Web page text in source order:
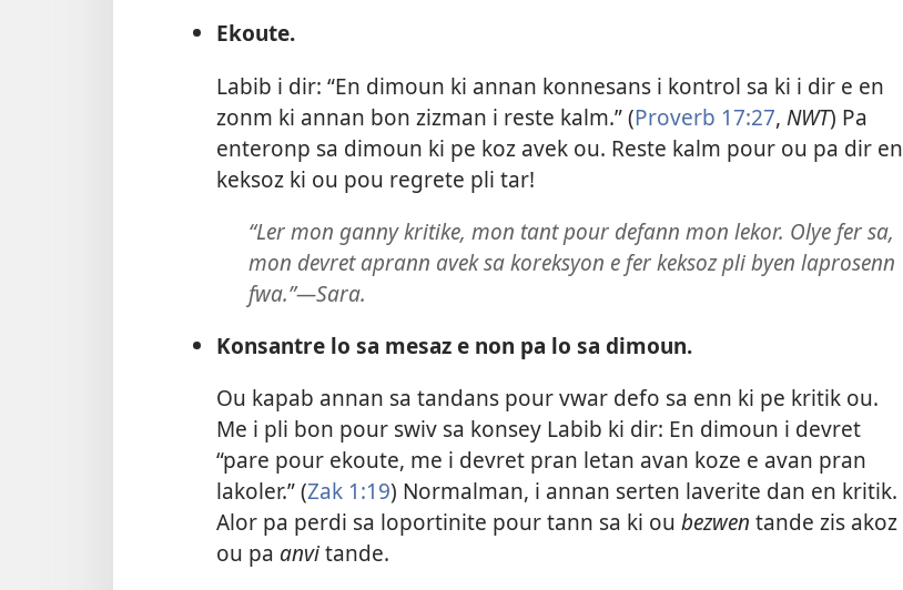
Ekoute.
Labib i dir: “En dimoun ki annan konnesans i kontrol sa ki i dir e en
zonm ki annan bon zizman i reste kalm.” (Proverb 17:27, NWT) Pa
enteronp sa dimoun ki pe koz avek ou. Reste kalm pour ou pa dir en
keksoz ki ou pou regrete pli tar!
“Ler mon ganny kritike, mon tant pour defann mon lekor. Olye fer sa,
mon devret aprann avek sa koreksyon e fer keksoz pli byen laprosenn
fwa.”​—Sara.
Konsantre lo sa mesaz e non pa lo sa dimoun.
Ou kapab annan sa tandans pour vwar defo sa enn ki pe kritik ou.
Me i pli bon pour swiv sa konsey Labib ki dir: En dimoun i devret
“pare pour ekoute, me i devret pran letan avan koze e avan pran
lakoler.” (Zak 1:19) Normalman, i annan serten laverite dan en kritik.
Alor pa perdi sa loportinite pour tann sa ki ou bezwen tande zis akoz
ou pa anvitande.